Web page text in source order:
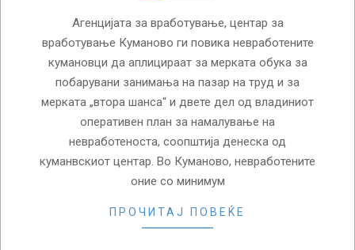
Агенцијата за вработување, центар за
вработување Куманово ги повика невработените
кумановци да аплицираат за мерката обука за
побарувани занимања на пазар на труд и за
мерката „втора шанса“ и двете дел од владиниот
оперативен план за намалување на
невработеноста, соопштија денеска од
куманвскиот центар. Во Куманово, невработените
оние со минимум
ПРОЧИТАЈ ПОВЕЌЕ